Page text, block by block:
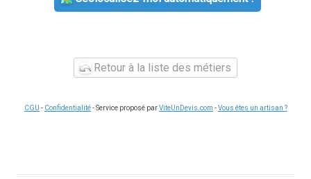
Retour à la liste des métiers
CGU - Confidentialité- Service proposé parViteUnDevis.com -Vous êtes un artisan ?